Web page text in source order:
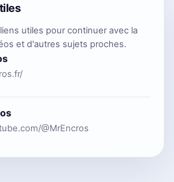
utiles pour continuer avec la
et d'autres sujets proches.
@MrEncros